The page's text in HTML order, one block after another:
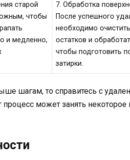
старой
чтобы
и медленно,
7. Обработка
После успешного
необходимо
остатков и
чтобы подготовить
затирки.
шагам, то справитесь с
процесс может занять некоторое